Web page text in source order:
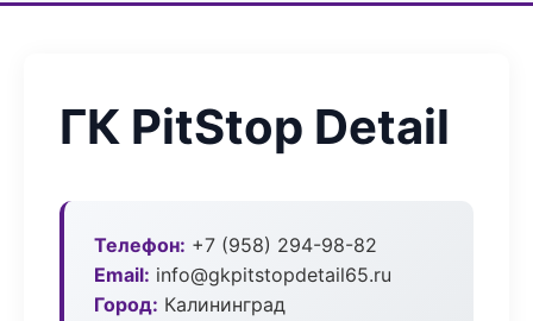
ГК PitStop Detail
Телефон: +7 (958) 294-98-82
Email: info@gkpitstopdetail65.ru
Город: Калининград